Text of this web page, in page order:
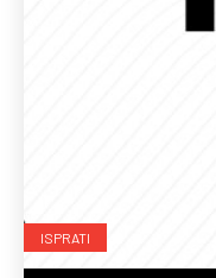
ISPRATI